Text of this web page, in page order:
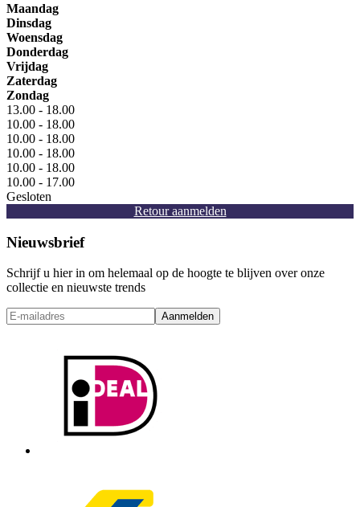
Maandag
Dinsdag
Woensdag
Donderdag
Vrijdag
Zaterdag
Zondag
13.00 - 18.00
10.00 - 18.00
10.00 - 18.00
10.00 - 18.00
10.00 - 18.00
10.00 - 17.00
Gesloten
Retour aanmelden
Nieuwsbrief
Schrijf u hier in om helemaal op de hoogte te blijven over onze
collectie en nieuwste trends
Aanmelden